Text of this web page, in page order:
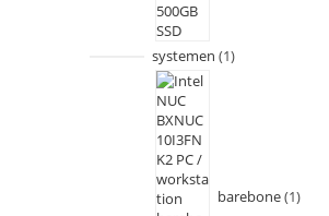
systemen 1
barebone 1